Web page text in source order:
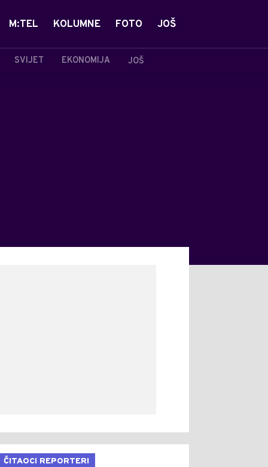
SVIJET EKONOMIJA JOŠ
M:TEL KOLUMNE FOTO JOŠ
ČITAOCI REPORTERI